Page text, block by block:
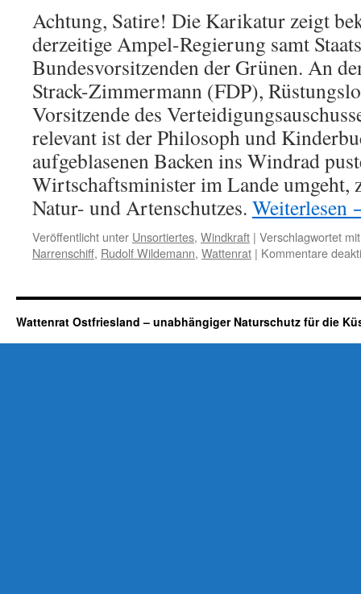
Achtung, Satire! Die Karikatur zeigt
derzeitige Ampel-Regierung samt
Bundesvorsitzenden der Grünen. An
Strack-Zimmermann (FDP),
Vorsitzende des
relevant ist der Philosoph und
aufgeblasenen Backen ins Windrad
Wirtschaftsminister im Lande umgeht,
Natur- und Artenschutzes. Weiterlesen
Veröffentlicht unter Unsortiertes, Windkraft | Verschlagwortet mit
Narrenschiff, Rudolf Wildemann, Wattenrat | Kommentare
Wattenrat Ostfriesland – unabhängiger Naturschutz für die